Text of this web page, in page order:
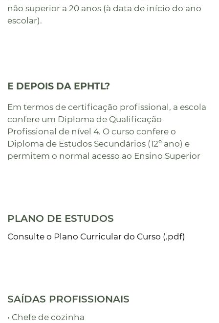
não superior a 20 anos (à data de início do ano
escolar).
E DEPOIS DA EPHTL?
Em termos de certificação profissional, a escola
confere um Diploma de Qualificação
Profissional de nível 4. O curso confere o
Diploma de Estudos Secundários (12º ano) e
permitem o normal acesso ao Ensino Superior
PLANO DE ESTUDOS
Consulte o Plano Curricular do Curso (.pdf)
SAÍDAS PROFISSIONAIS
• Chefe de cozinha